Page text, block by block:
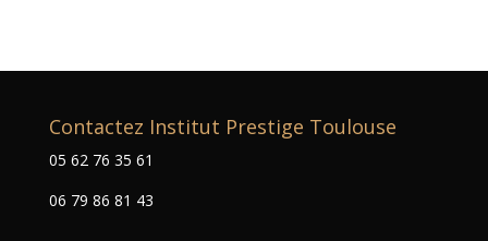
Contactez Institut Prestige Toulouse
05 62 76 35 61
06 79 86 81 43